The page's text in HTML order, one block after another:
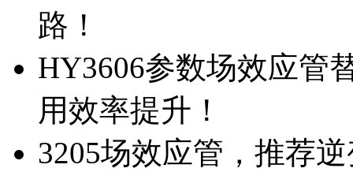
路！
HY3606参数场效应管
用效率提升！
3205场效应管，推荐